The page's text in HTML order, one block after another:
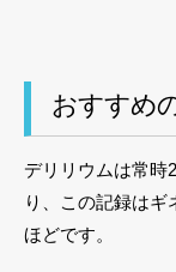
おすすめ
デリリウムは常時
り、この記録はギ
ほどです。